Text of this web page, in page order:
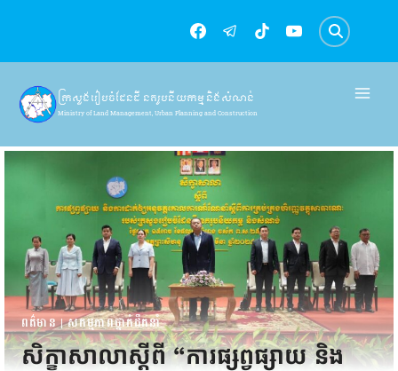
content
ក្រសួងរៀបចំដែនដី នគរូបនីយកម្ម និងសំណង់
Ministry of Land Management, Urban Planning and Construction
ពត៌មាន|សកម្មភាពថ្នាក់ដឹកនាំ
សិក្ខាសាលាស្តីពី “ការផ្សព្វផ្សាយ និង